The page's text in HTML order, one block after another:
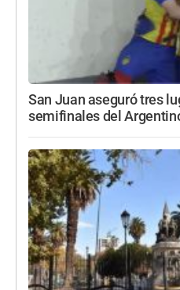
San Juan aseguró tres
semifinales del